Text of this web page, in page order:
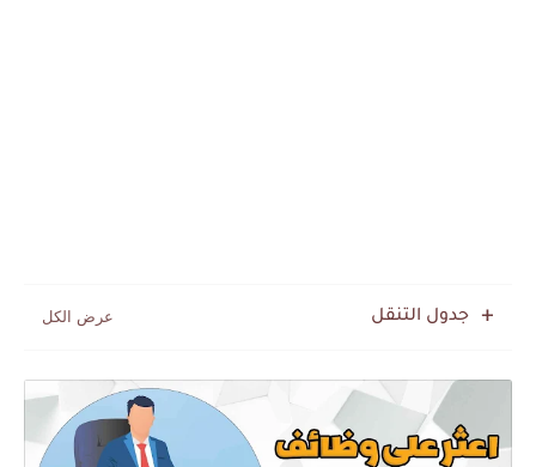
جدول التنقل